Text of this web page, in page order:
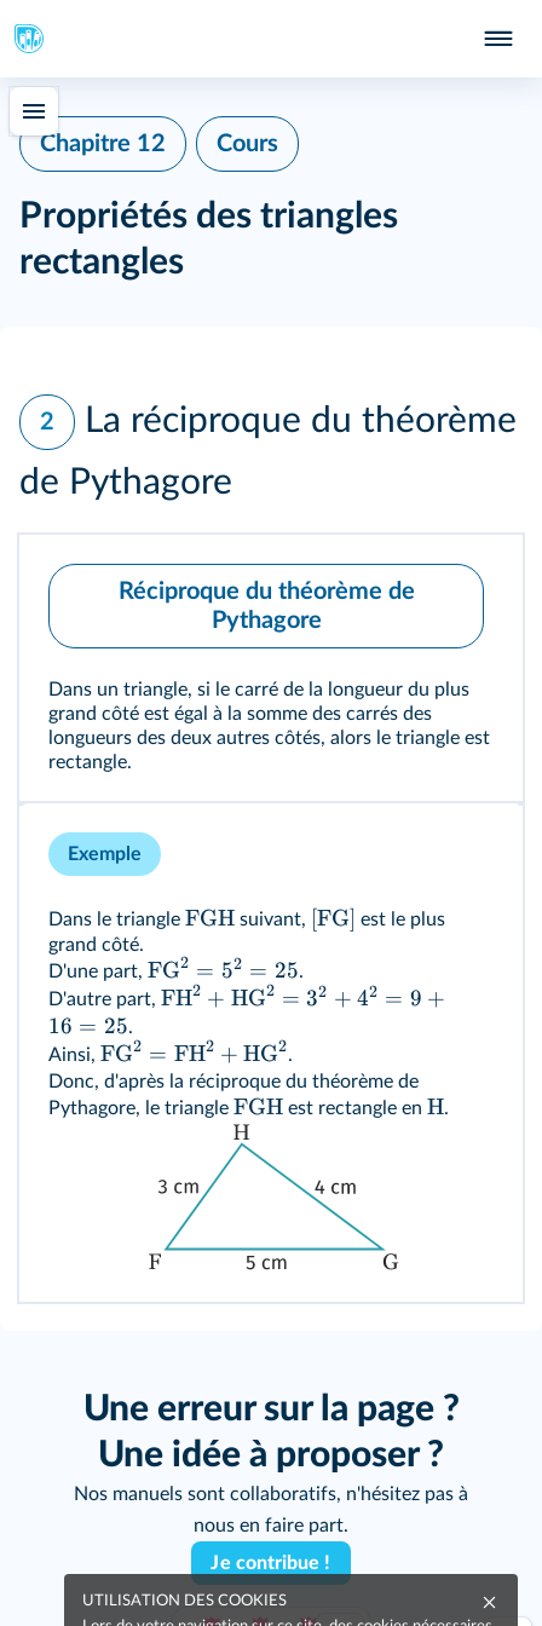
Chapitre 12 Cours
Propriétés des triangles
rectangles
2
La réciproque du théorème
de Pythagore
Réciproque du théorème de
Pythagore
Dans un triangle, si le carré de la longueur du plus
grand côté est égal à la somme des carrés des
longueurs des deux autres côtés, alors le triangle est
rectangle.
Exemple
Dans le triangle FGH suivant, [FG] est le plus
grand côté.
D'une part, FG2 = 52 = 25.
D'autre part, FH2 + HG2 = 32 + 42 = 9 +
16 = 25.
Ainsi, FG2 = FH2 + HG2.
Donc, d'après la réciproque du théorème de
Pythagore, le triangle FGH est rectangle en H.
Une erreur sur la page ?
Une idée à proposer ?
Nos manuels sont collaboratifs, n'hésitez pas à
nous en faire part.
Je contribue !
UTILISATION DES COOKIES